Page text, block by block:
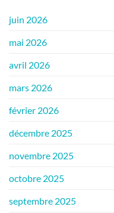
juin 2026
mai 2026
avril 2026
mars 2026
février 2026
décembre 2025
novembre 2025
octobre 2025
septembre 2025